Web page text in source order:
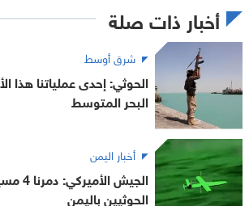
أخبار ذات صلة
شرق أوسط
الحوثي: إحدى عملياتنا هذا
البحر المتوسط
أخبار اليمن
الجيش
الحوثيين باليمن